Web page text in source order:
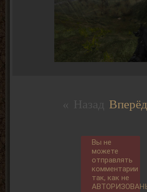
« Назад
Вы не
можете
отправлять
комментарии
так, как не